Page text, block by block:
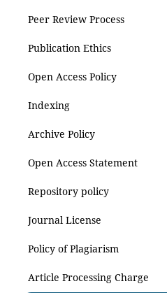
Peer Review Process
Publication Ethics
Open Access Policy
Indexing
Archive Policy
Open Access Statement
Repository policy
Journal License
Policy of Plagiarism
Article Processing Charge